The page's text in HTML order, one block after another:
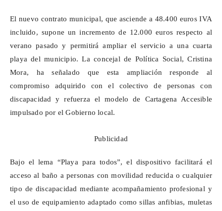
El nuevo contrato municipal, que asciende a 48.400 euros IVA
incluido, supone un incremento de 12.000 euros respecto al
verano pasado y permitirá ampliar el servicio a una cuarta
playa del municipio. La concejal de Política Social, Cristina
Mora, ha señalado que esta ampliación responde al
compromiso adquirido con el colectivo de personas con
discapacidad y refuerza el modelo de Cartagena Accesible
impulsado por el Gobierno local.
Publicidad
Bajo el lema “Playa para todos”, el dispositivo facilitará el
acceso al baño a personas con movilidad reducida o cualquier
tipo de discapacidad mediante acompañamiento profesional y
el uso de equipamiento adaptado como sillas anfibias, muletas